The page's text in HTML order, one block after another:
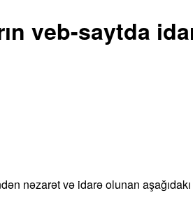
veb-saytda
nəzarət və idarə olunan